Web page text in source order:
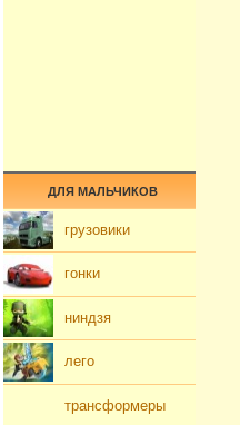
ДЛЯ МАЛЬЧИКОВ
грузовики
гонки
ниндзя
лего
трансформеры